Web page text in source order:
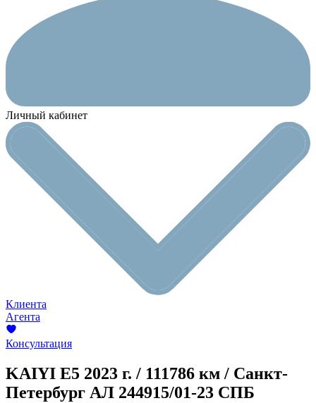
Личный кабинет
Клиента
Агента
Консультация
KAIYI E5 2023 г. / 111786 км / Санкт-
Петербург АЛ 244915/01-23 СПБ